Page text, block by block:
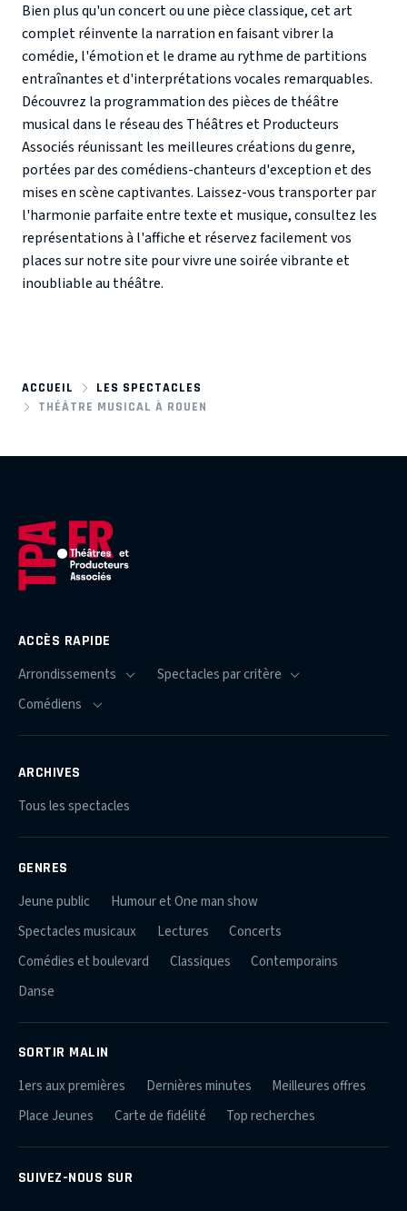
Bien plus qu'un concert ou une pièce classique, cet art
complet réinvente la narration en faisant vibrer la
comédie, l'émotion et le drame au rythme de partitions
entraînantes et d'interprétations vocales remarquables.
Découvrez la programmation des pièces de théâtre
musical dans le réseau des Théâtres et Producteurs
Associés réunissant les meilleures créations du genre,
portées par des comédiens-chanteurs d'exception et des
mises en scène captivantes. Laissez-vous transporter par
l'harmonie parfaite entre texte et musique, consultez les
représentations à l'affiche et réservez facilement vos
places sur notre site pour vivre une soirée vibrante et
inoubliable au théâtre.
ACCUEIL
LES SPECTACLES
THÉÂTRE MUSICAL À ROUEN
ACCÈS RAPIDE
ARCHIVES
Tous les spectacles
GENRES
Jeune public
Humour et One man show
Spectacles musicaux
Lectures
Concerts
Comédies et boulevard
Classiques
Contemporains
Danse
SORTIR MALIN
1ers aux premières Dernières minutes
Meilleures offres
Place Jeunes
Carte de fidélité Top recherches
SUIVEZ-NOUS SUR